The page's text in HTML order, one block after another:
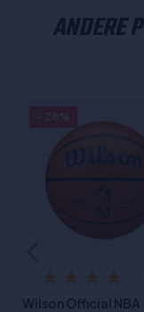
ANDERE
Wilson Official NBA